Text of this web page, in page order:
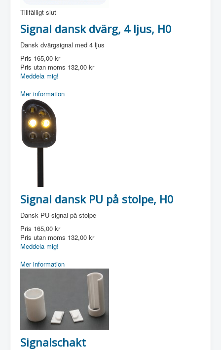
Tillfälligt slut
Signal dansk dvärg, 4 ljus, H0
Dansk dvärgsignal med 4 ljus
Pris 165,00 kr
Pris utan moms 132,00 kr
Meddela mig!
Mer information
Signal dansk PU på stolpe, H0
Dansk PU-signal på stolpe
Pris 165,00 kr
Pris utan moms 132,00 kr
Meddela mig!
Mer information
Signalschakt